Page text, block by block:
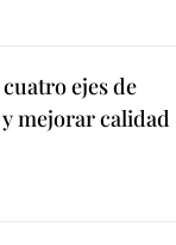
ejes de
mejorar calidad